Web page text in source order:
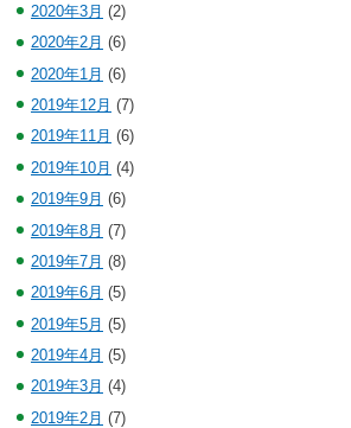
2020年3月 (2)
2020年2月 (6)
2020年1月 (6)
2019年12月 (7)
2019年11月 (6)
2019年10月 (4)
2019年9月 (6)
2019年8月 (7)
2019年7月 (8)
2019年6月 (5)
2019年5月 (5)
2019年4月 (5)
2019年3月 (4)
2019年2月 (7)